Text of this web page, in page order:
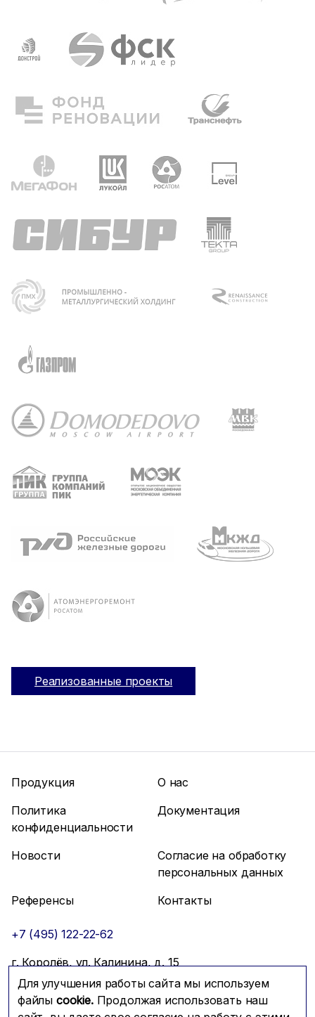
Реализованные проекты
Для улучшения работы сайта мы используем
файлы cookie.Продолжая использовать наш
Продукция
О нас
Политика
конфиденциальности
Документация
Новости
Согласие на обработку
персональных данных
Референсы
Контакты
+7 (495) 122-22-62
г. Королёв, ул. Калинина, д. 15
info@mfmc.ru
Связаться с нами